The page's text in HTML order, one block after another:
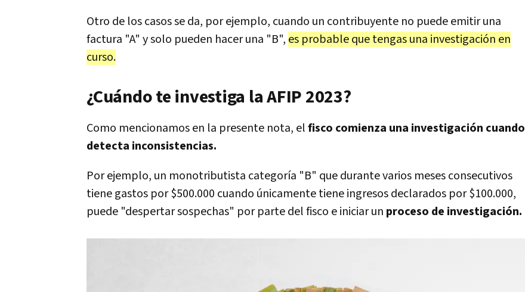
Otro de los casos se da, por ejemplo, cuando un contribuyente no puede emitir una
factura "A" y solo pueden hacer una "B", es probable que tengas una investigación en
curso.
¿Cuándo te investiga la AFIP 2023?
Como mencionamos en la presente nota, elfisco comienza una investigación cuando
detecta inconsistencias.
Por ejemplo, un monotributista categoría "B" que durante varios meses consecutivos
tiene gastos por $500.000 cuando únicamente tiene ingresos declarados por $100.000,
puede "despertar sospechas" por parte del fisco e iniciar un proceso de investigación.